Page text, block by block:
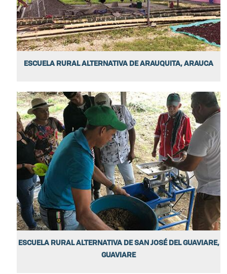
ESCUELA RURAL ALTERNATIVA DE ARAUQUITA, ARAUCA
ESCUELA RURAL ALTERNATIVA DE SAN JOSÉ DEL GUAVIARE,
GUAVIARE